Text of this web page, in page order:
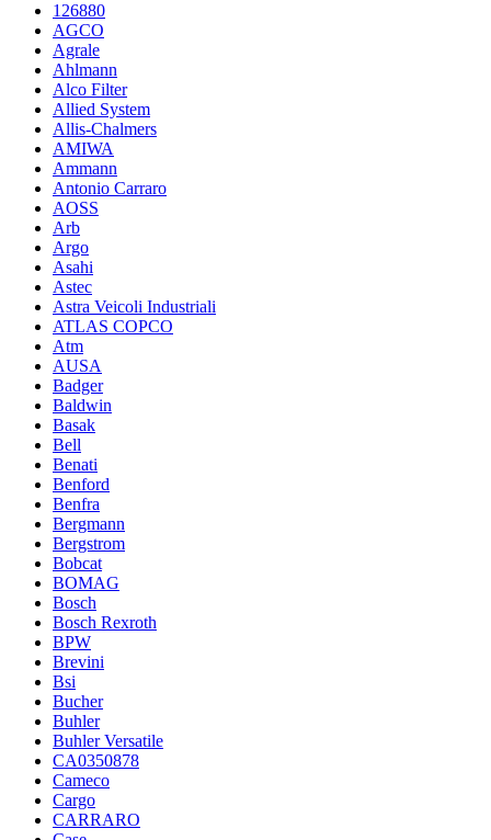
126880
AGCO
Agrale
Ahlmann
Alco Filter
Allied System
Allis-Chalmers
AMIWA
Ammann
Antonio Carraro
AOSS
Arb
Argo
Asahi
Astec
Astra Veicoli Industriali
ATLAS COPCO
Atm
AUSA
Badger
Baldwin
Basak
Bell
Benati
Benford
Benfra
Bergmann
Bergstrom
Bobcat
BOMAG
Bosch
Bosch Rexroth
BPW
Brevini
Bsi
Bucher
Buhler
Buhler Versatile
CA0350878
Cameco
Cargo
CARRARO